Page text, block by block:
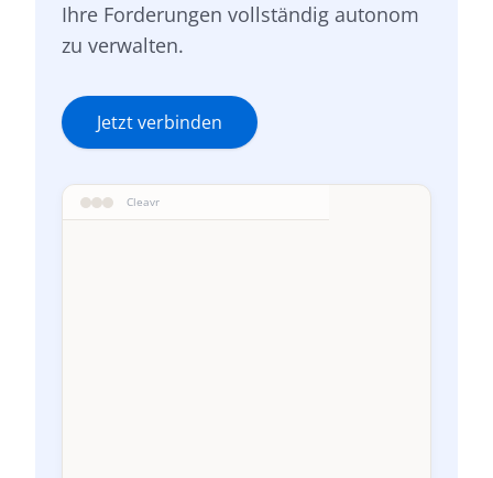
Ihre Forderungen vollständig autonom
zu verwalten.
Jetzt verbinden
Cleavr